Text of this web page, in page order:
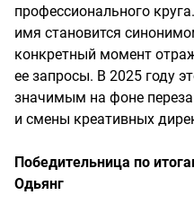
профессионального
имя становится
конкретный момент
ее запросы. В 2025 году
значимым на фоне
и смены креативных
Победительница по
Одьянг